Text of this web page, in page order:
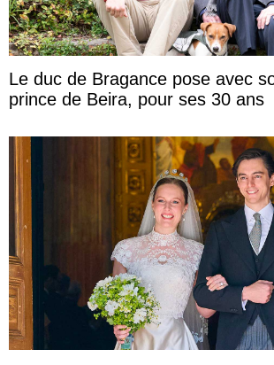
Le duc de Bragance pose avec
prince de Beira, pour ses 30 ans